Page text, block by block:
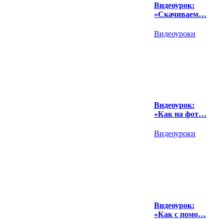
Видеоурок:
«Скачиваем…
Видеоуроки
Видеоурок:
«Как на фот…
Видеоуроки
Видеоурок:
«Как с помо…